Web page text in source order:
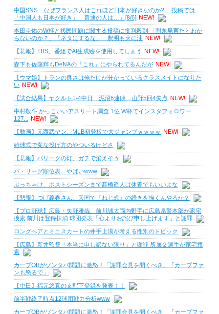
中国SNS なぜフランス人はこれほど日本が好きなのか? 投稿では
「中国人も日本が好き」「普通の人は…」[8/6] NEW!
本田圭佑のW杯と移民問題に関する投稿に批判殺到 「問題発言だとわか
らないのか？」「ネタにするな」 釈明も火に油 NEW!
【悲報】TBS、番組でAI生成絵を使用してしまう
NEW!
森下も佐藤輝もDeNAの「これ」にやられてるんだが NEW!
【ウマ娘】トランの良さは俺だけが分かっているクラスメイトになりた
い NEW!
【試合結果】ヤクルト1-4中日 泥沼6連敗…山野5回4失点 NEW!
中村敬斗 かっこいいアスリート調査 1位 W杯でインスタフォロワー
127... NEW!
【動画】元西武ヤン、MLB初登板で大ジャンプｗｗｗｗ
NEW!
始球式で変な投げ方のやついるけどさ
【悲報】パリーグの灯、ガチで消えそう
パ・リーグ順位表、やばいwww
ぶっちゃけ、ポストシーズンまで髙橋遥人は休養でもいいよな
【悲報】つげ義春さん、天国で『ねじ式』の続きを描くんやろか？
【プロ野球】広島・矢野雅哉、前川誠太両内野手に広島県警本部が家宅
捜索 前川は登録抹消 球団発表「心よりお詫び申し上げます」と謝罪
ロングヘアとミニスカートの井手上漠が考える性別のトピック
【広島】新井監督「本当に申し訳ない限り」と謝罪 所属２選手が家宅捜
索
カープOBがゾンタバ問題に激怒！「謝罪会見を開くべき」「カープファ
ンも怒るで」
【中日】福元悠真の支配下登録を発表！！
前半戦終了時点12球団戦力分析www
カープOBがゾンタバ問題に激怒！「謝罪会見を開くべき」「カープファ